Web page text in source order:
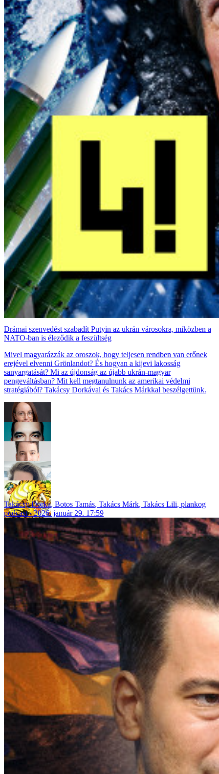
Drámai szenvedést szabadít Putyin az ukrán városokra, miközben a
NATO-ban is éleződik a feszültség
Mivel magyarázzák az oroszok, hogy teljesen rendben van erőnek
erejével elvenni Grönlandot? És hogyan a kijevi lakosság
sanyargatását? Mi az újdonság az újabb ukrán-magyar
pengeváltásban? Mit kell megtanulnunk az amerikai védelmi
stratégiából? Takácsy Dorkával és Takács Márkkal beszélgettünk.
Takácsy Dorka, Botos Tamás, Takács Márk, Takács Lili, plankog
podcast
2026. január 29. 17:59